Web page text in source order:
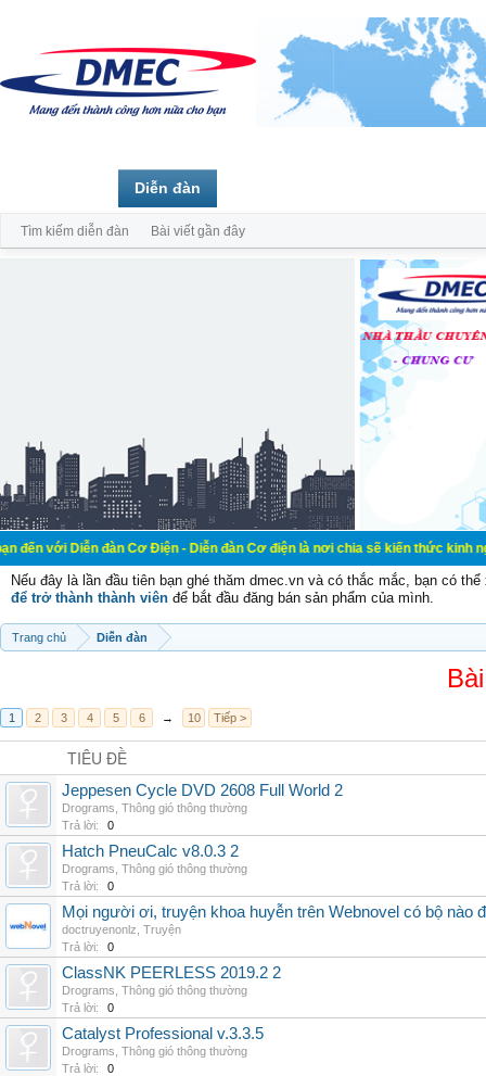
đàn Cơ Điện - Diễn đàn Cơ điện là nơi chia sẽ kiến thức kinh nghiệm
Nếu đây là lần đầu tiên bạn ghé thăm dmec.vn và có thắc mắc, bạn có
để trở thành thành viên để bắt đầu đăng bán sản phẩm của mình.
Trang chủ Diễn đàn
1 2 3 4 5 6 → 10 Tiếp >
TIÊU ĐỀ
Jeppesen Cycle DVD 2608 Full World 2
Drograms Thông gió thông thường
Trả lời:
0
Hatch PneuCalc v8.0.3 2
Drograms Thông gió thông thường
Trả lời:
0
Mọi người ơi, truyện khoa huyễn trên Webnovel có bộ nào
doctruyenonlz Truyện
Trả lời:
0
ClassNK PEERLESS 2019.2 2
Drograms Thông gió thông thường
Trả lời:
0
Catalyst Professional v.3.3.5
Drograms Thông gió thông thường
Trả lời:
0
Diễn đàn
Tìm kiếm diễn đàn Bài viết gần đây